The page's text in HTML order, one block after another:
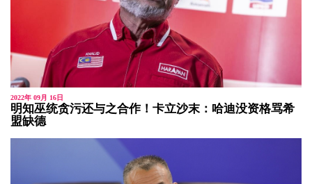
2022年 09月 16日
明知巫统贪污还与之合作！卡立沙末：哈迪没资格骂希
盟缺德